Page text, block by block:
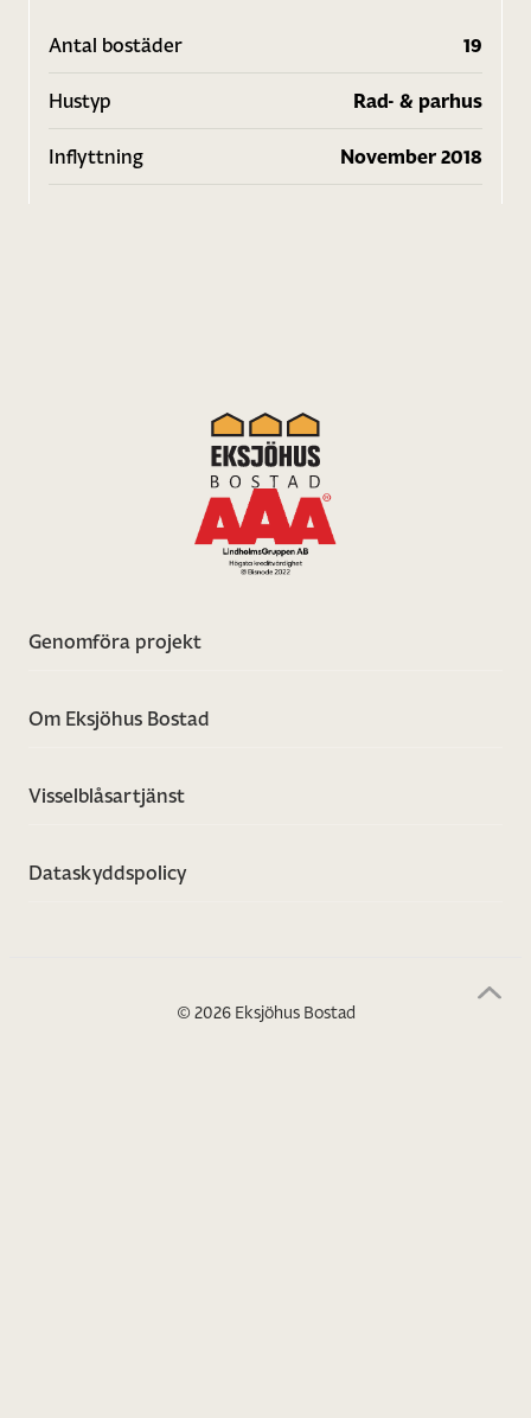
Antal bostäder 19
Hustyp Rad- & parhus
Inflyttning November 2018
Genomföra projekt
Om Eksjöhus Bostad
Visselblåsartjänst
Dataskyddspolicy
© 2026 Eksjöhus Bostad